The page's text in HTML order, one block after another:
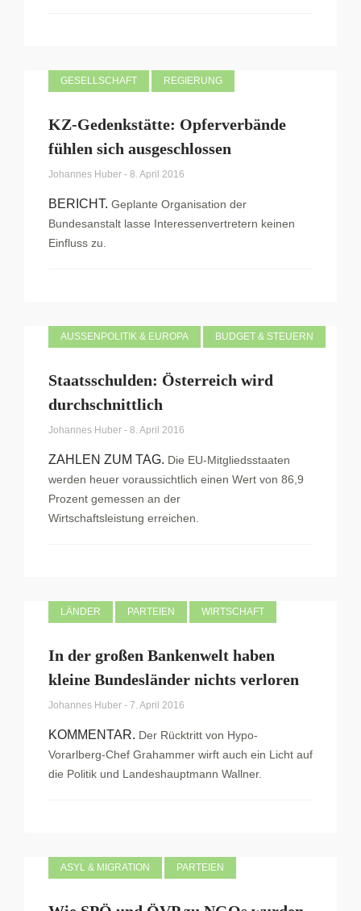
GESELLSCHAFT REGIERUNG
KZ-Gedenkstätte: Opferverbände
fühlen sich ausgeschlossen
Johannes Huber - 8. April 2016
BERICHT. Geplante Organisation der
Bundesanstalt lasse Interessenvertretern keinen
Einfluss zu.
AUSSENPOLITIK & EUROPA BUDGET & STEUERN
Staatsschulden: Österreich wird
durchschnittlich
Johannes Huber - 8. April 2016
ZAHLEN ZUM TAG. Die EU-Mitgliedsstaaten
werden heuer voraussichtlich einen Wert von 86,9
Prozent gemessen an der
Wirtschaftsleistung erreichen.
LÄNDER PARTEIEN WIRTSCHAFT
In der großen Bankenwelt haben
kleine Bundesländer nichts verloren
Johannes Huber - 7. April 2016
KOMMENTAR. Der Rücktritt von Hypo-
Vorarlberg-Chef Grahammer wirft auch ein Licht auf
die Politik und Landeshauptmann Wallner.
ASYL & MIGRATION PARTEIEN